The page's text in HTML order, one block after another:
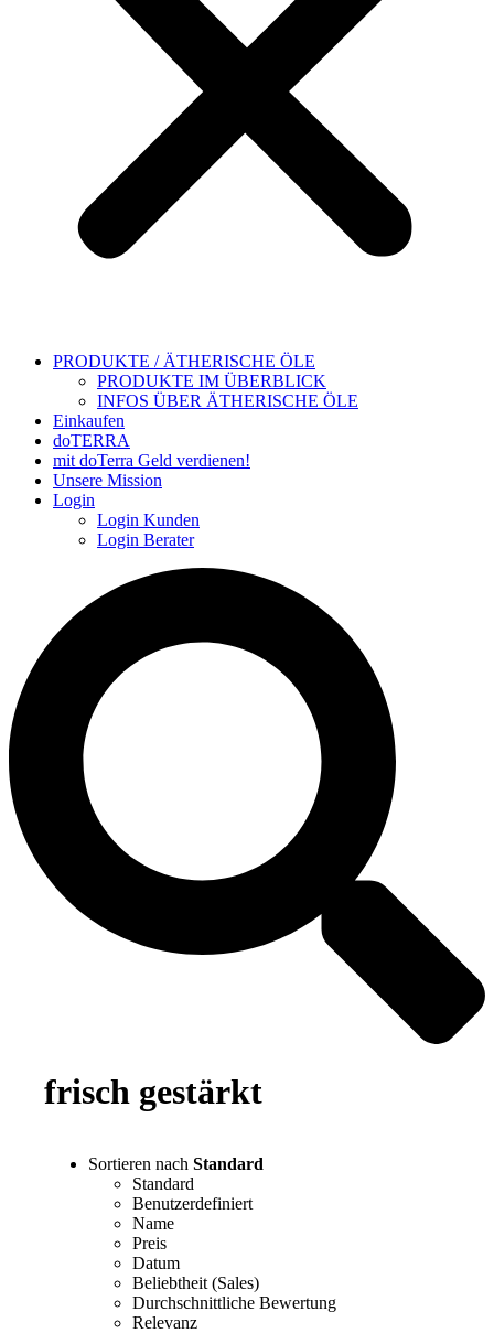
PRODUKTE / ÄTHERISCHE ÖLE
PRODUKTE IM ÜBERBLICK
INFOS ÜBER ÄTHERISCHE ÖLE
Einkaufen
doTERRA
mit doTerra Geld verdienen!
Unsere Mission
Login
Login Kunden
Login Berater
frisch gestärkt
Sortieren nachStandard
Standard
Benutzerdefiniert
Name
Preis
Datum
Beliebtheit (Sales)
Durchschnittliche Bewertung
Relevanz